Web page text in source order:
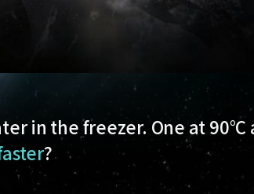
in the freezer. One at 90°C
?